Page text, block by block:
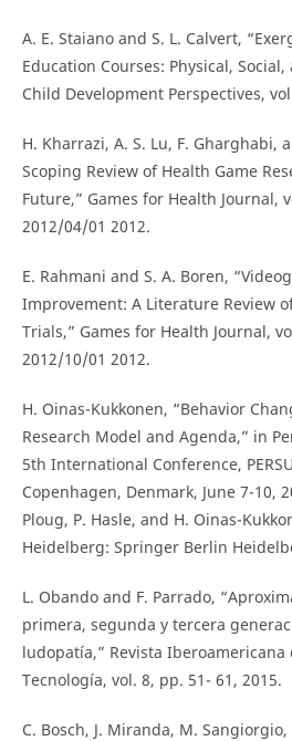
A. E. Staiano and S. L. Calvert,
Education Courses: Physical,
Child Development Perspectives,
H. Kharrazi, A. S. Lu, F. Gharghabi,
Scoping Review of Health Game
Future,” Games for Health Journal,
2012/04/01 2012.
E. Rahmani and S. A. Boren,
Improvement: A Literature Review
Trials,” Games for Health Journal,
2012/10/01 2012.
H. Oinas-Kukkonen, “Behavior
Research Model and Agenda,” in
5th International Conference,
Copenhagen, Denmark, June 7-10,
Ploug, P. Hasle, and H. Oinas-
Heidelberg: Springer Berlin
L. Obando and F. Parrado,
primera, segunda y tercera
ludopatía,” Revista Iberoamericana
Tecnología, vol. 8, pp. 51- 61, 2015.
C. Bosch, J. Miranda, M.